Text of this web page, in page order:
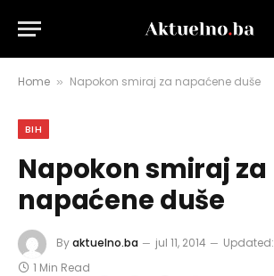
Home » Napokon smiraj za napaćene duše
BIH
Napokon smiraj za
napaćene duše
Byaktuelno.ba jul 11, 2014 Updated:
1 Min Read